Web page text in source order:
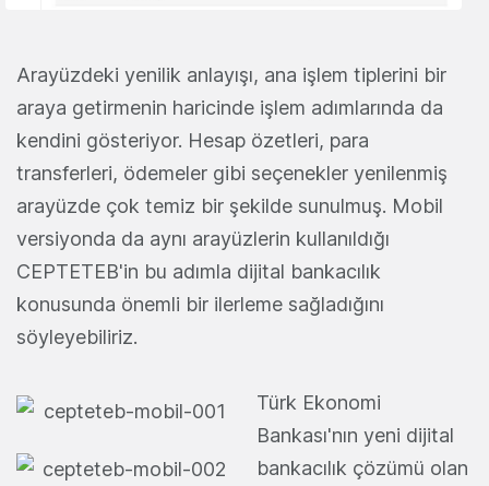
Arayüzdeki yenilik anlayışı, ana işlem tiplerini bir
araya getirmenin haricinde işlem adımlarında da
kendini gösteriyor. Hesap özetleri, para
transferleri, ödemeler gibi seçenekler yenilenmiş
arayüzde çok temiz bir şekilde sunulmuş. Mobil
versiyonda da aynı arayüzlerin kullanıldığı
CEPTETEB'in bu adımla dijital bankacılık
konusunda önemli bir ilerleme sağladığını
söyleyebiliriz.
Türk Ekonomi
Bankası'nın yeni dijital
bankacılık çözümü olan